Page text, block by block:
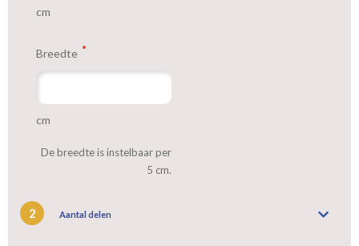
cm
Breedte
cm
De breedte is instelbaar per
5 cm.
2 Aantal delen